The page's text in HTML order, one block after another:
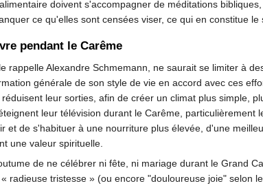
doivent s'accompagner de méditations
ce qu'elles sont censées viser, ce qui en constitue le
pendant le Carême
rappelle Alexandre Schmemann, ne saurait se limiter à
générale de son style de vie en accord avec ces
leur sorties, afin de créer un climat plus simple,
leur télévision durant le Carême,
et de s'habituer à une nourriture plus élevée, d'une
une valeur spirituelle.
de ne célébrer ni fête, ni mariage durant le Grand
radieuse tristesse » (ou encore "douloureuse joie" selon